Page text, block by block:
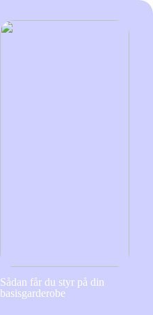
Sådan får du styr på din
basisgarderobe